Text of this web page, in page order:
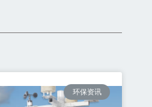
环保资讯